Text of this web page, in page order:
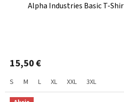
Alpha Industries Basic T-
15,50 €
S M L XL XXL 3XL